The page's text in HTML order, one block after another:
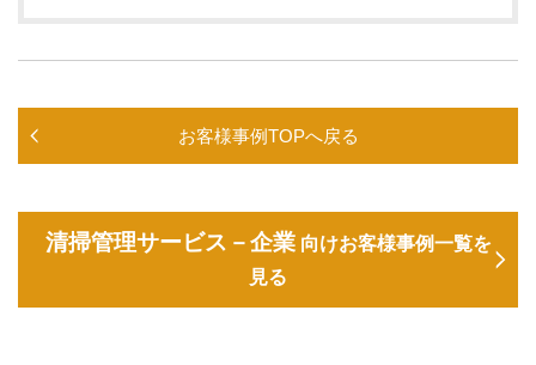
お客様事例TOPへ戻る
清掃管理サービス－企業向けお客様事例一覧を
見る